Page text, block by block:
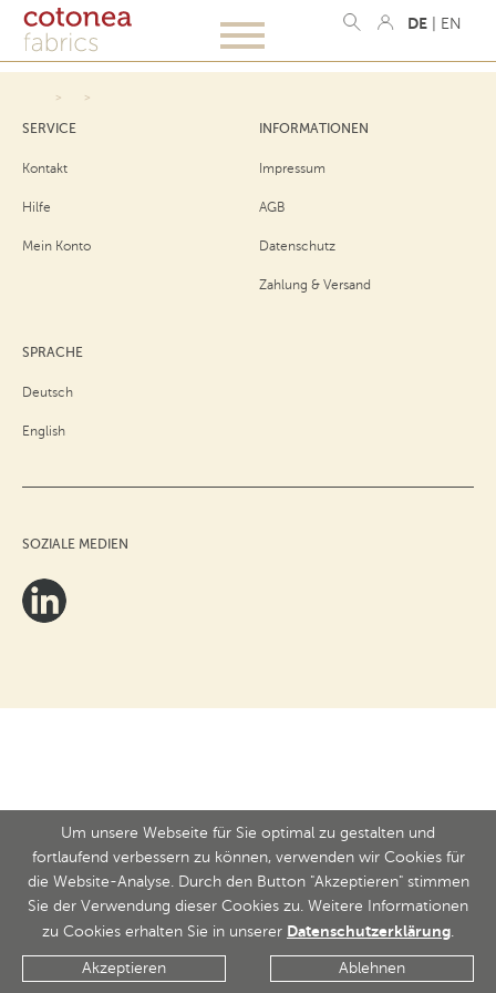
DE EN
Um unsere Webseite für Sie optimal zu gestalten und
fortlaufend verbessern zu können, verwenden wir Cookies für
die Website-Analyse. Durch den Button "Akzeptieren" stimmen
Sie der Verwendung dieser Cookies zu. Weitere Informationen
zu Cookies erhalten Sie in unserer Datenschutzerklärung.
Akzeptieren Ablehnen
SERVICE
Kontakt
Hilfe
Mein Konto
INFORMATIONEN
Impressum
AGB
Datenschutz
Zahlung & Versand
SPRACHE
Deutsch
English
SOZIALE MEDIEN